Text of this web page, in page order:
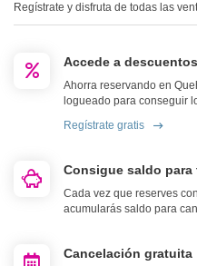
Regístrate y disfruta de todas las
Accede a
Ahorra reservando en
logueado para conseguir
Regístrate gratis
Consigue saldo para
Cada vez que reserves
acumularás saldo para
Cancelación gratuita